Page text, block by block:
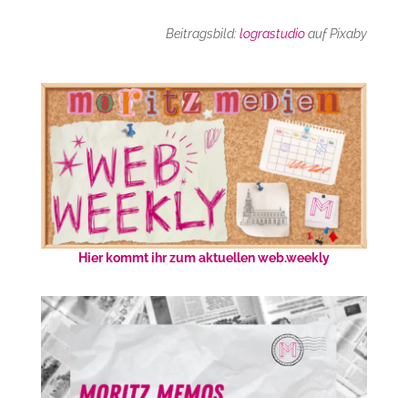
Beitragsbild:lograstudioauf Pixaby
Hier kommt ihr zum aktuellen web.weekly